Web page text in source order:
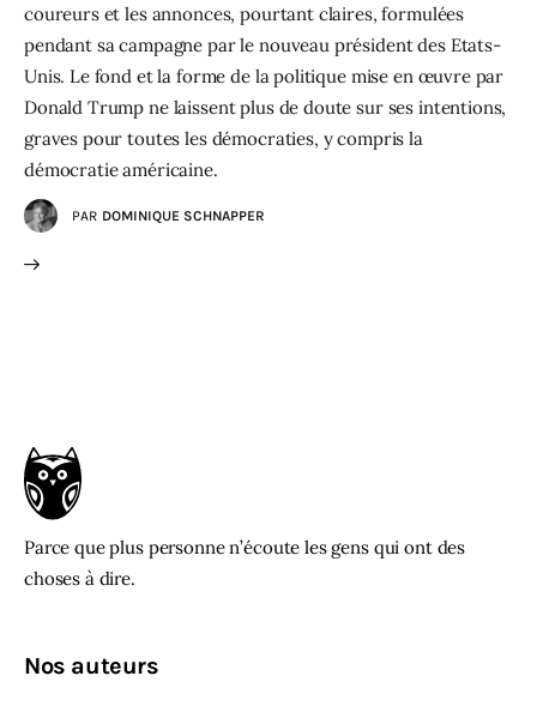
coureurs et les annonces, pourtant claires, formulées
pendant sa campagne par le nouveau président des Etats-
Unis. Le fond et la forme de la politique mise en œuvre par
Donald Trump ne laissent plus de doute sur ses intentions,
graves pour toutes les démocraties, y compris la
démocratie américaine.
PAR DOMINIQUE SCHNAPPER
Parce que plus personne n’écoute les gens qui ont des
choses à dire.
Nos auteurs